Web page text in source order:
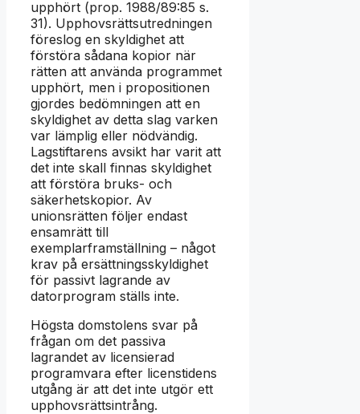
upphört (prop. 1988/89:85 s.
31). Upphovsrättsutredningen
föreslog en skyldighet att
förstöra sådana kopior när
rätten att använda programmet
upphört, men i propositionen
gjordes bedömningen att en
skyldighet av detta slag varken
var lämplig eller nödvändig.
Lagstiftarens avsikt har varit att
det inte skall finnas skyldighet
att förstöra bruks- och
säkerhetskopior. Av
unionsrätten följer endast
ensamrätt till
exemplarframställning – något
krav på ersättningsskyldighet
för passivt lagrande av
datorprogram ställs inte.
Högsta domstolens svar på
frågan om det passiva
lagrandet av licensierad
programvara efter licenstidens
utgång är att det inte utgör ett
upphovsrättsintrång.